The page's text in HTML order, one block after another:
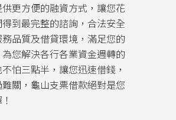
更方便的融資方式，讓您花
到最完整的諮詢，合法安全
品質及借貸環境，滿足您的
您解決各行各業資金週轉的
怕三點半，讓您迅速借錢，
關，龜山支票借款絕對是您